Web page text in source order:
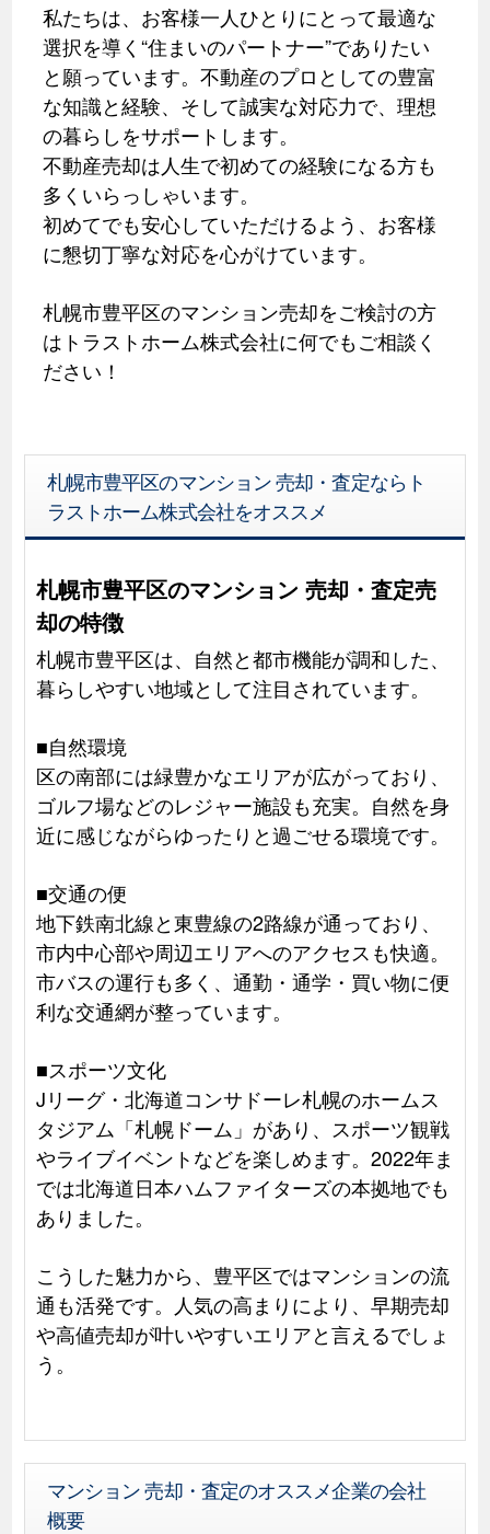
私たちは、お客様一人ひとりにとって最適な
選択を導く“住まいのパートナー”でありたい
と願っています。不動産のプロとしての豊富
な知識と経験、そして誠実な対応力で、理想
の暮らしをサポートします。
不動産売却は人生で初めての経験になる方も
多くいらっしゃいます。
初めてでも安心していただけるよう、お客様
に懇切丁寧な対応を心がけています。
札幌市豊平区のマンション売却をご検討の方
はトラストホーム株式会社に何でもご相談く
ださい！
札幌市豊平区のマンション 売却・査定ならト
ラストホーム株式会社をオススメ
札幌市豊平区のマンション 売却・査定売
却の特徴
札幌市豊平区は、自然と都市機能が調和した、
暮らしやすい地域として注目されています。
■自然環境
区の南部には緑豊かなエリアが広がっており、
ゴルフ場などのレジャー施設も充実。自然を身
近に感じながらゆったりと過ごせる環境です。
■交通の便
地下鉄南北線と東豊線の2路線が通っており、
市内中心部や周辺エリアへのアクセスも快適。
市バスの運行も多く、通勤・通学・買い物に便
利な交通網が整っています。
■スポーツ文化
Jリーグ・北海道コンサドーレ札幌のホームス
タジアム「札幌ドーム」があり、スポーツ観戦
やライブイベントなどを楽しめます。2022年ま
では北海道日本ハムファイターズの本拠地でも
ありました。
こうした魅力から、豊平区ではマンションの流
通も活発です。人気の高まりにより、早期売却
や高値売却が叶いやすいエリアと言えるでしょ
う。
マンション 売却・査定のオススメ企業の会社
概要